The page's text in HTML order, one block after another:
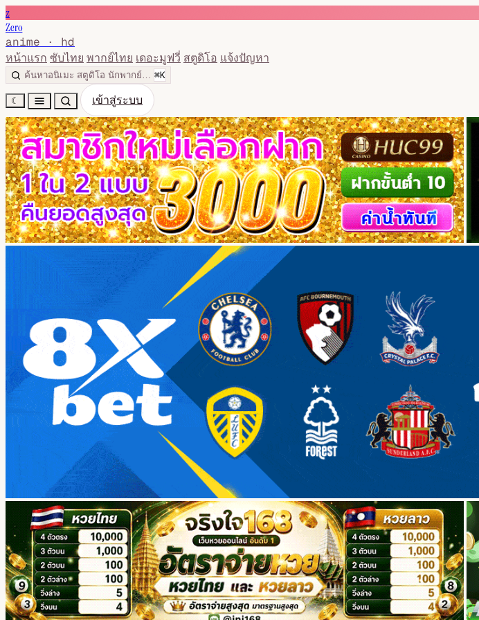
z
Zero
anime · hd
หน้าแรก ซับไทย พากย์ไทย เดอะมูฟวี่ สตูดิโอ แจ้งปัญหา
ค้นหาอนิเมะ สตูดิโอ นักพากย์… ⌘K
☾ เข้าสู่ระบบ